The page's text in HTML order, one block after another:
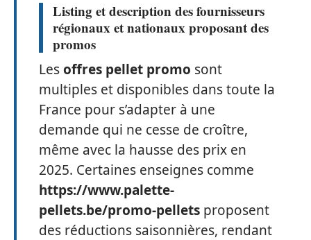
Listing et description des fournisseurs
régionaux et nationaux proposant des
promos
Lesoffres pellet promo sont
multiples et disponibles dans toute la
France pour s’adapter à une
demande qui ne cesse de croître,
même avec la hausse des prix en
2025. Certaines enseignes comme
https://www.palette-
pellets.be/promo-pellets proposent
des réductions saisonnières, rendant